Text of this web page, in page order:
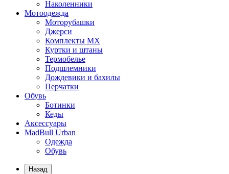
Наколенники
Мотоодежда
Моторубашки
Джерси
Комплекты MX
Куртки и штаны
Термобелье
Подшлемники
Дождевики и бахилы
Перчатки
Обувь
Ботинки
Кеды
Аксессуары
MadBull Urban
Одежда
Обувь
Назад